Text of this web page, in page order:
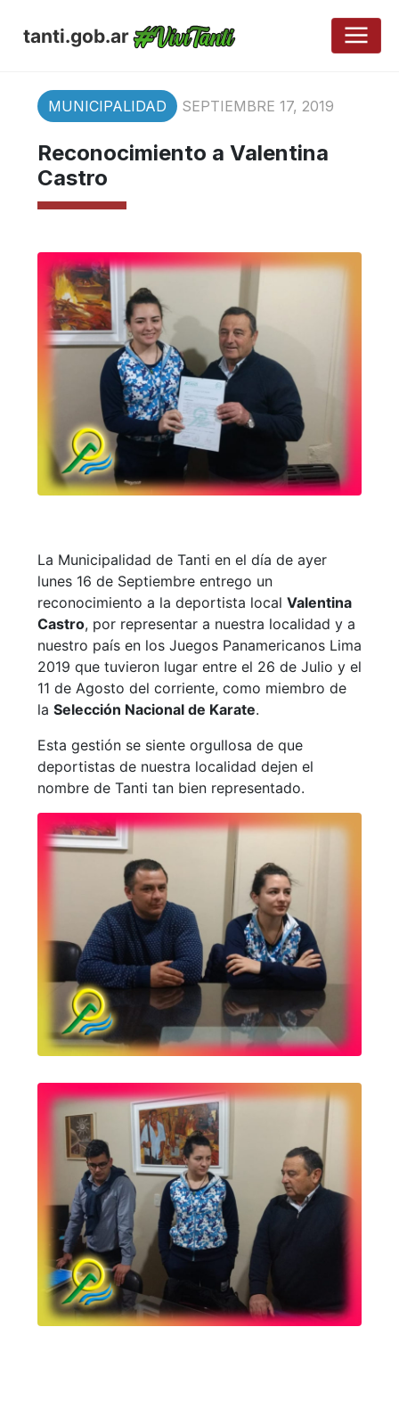
tanti.gob.ar
MUNICIPALIDAD SEPTIEMBRE 17, 2019
Reconocimiento a Valentina
Castro
La Municipalidad de Tanti en el día de ayer
lunes 16 de Septiembre entrego un
reconocimiento a la deportista local Valentina
Castro, por representar a nuestra localidad y a
nuestro país en los Juegos Panamericanos Lima
2019 que tuvieron lugar entre el 26 de Julio y el
11 de Agosto del corriente, como miembro de
la Selección Nacional de Karate.
Esta gestión se siente orgullosa de que
deportistas de nuestra localidad dejen el
nombre de Tanti tan bien representado.